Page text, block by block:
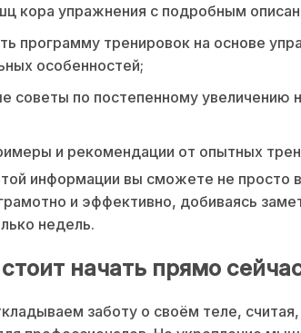
кора упражнения с подробным
программу тренировок на основе
особенностей;
советы по постепенному увеличению
и рекомендации от опытных
информации вы сможете не просто
и эффективно, добиваясь
недель.
начать прямо
заботу о своём теле,